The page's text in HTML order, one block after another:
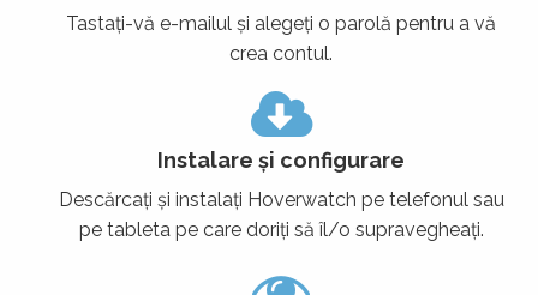
Tastați-vă e-mailul și alegeți o parolă pentru a vă
crea contul.
Instalare și configurare
Descărcați și instalați Hoverwatch pe telefonul sau
pe tableta pe care doriți să îl/o supravegheați.